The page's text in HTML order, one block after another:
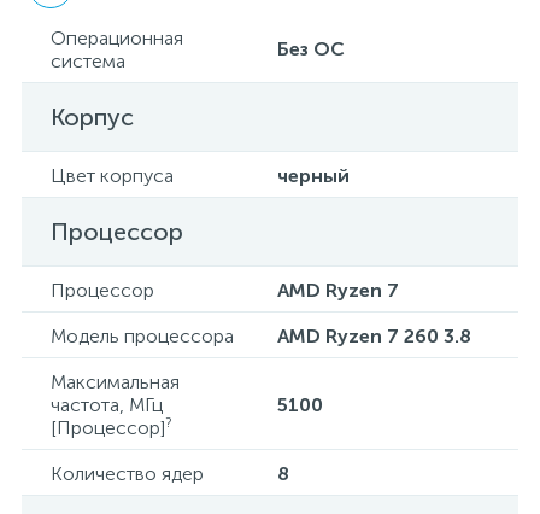
Операционная
система
Без ОС
Корпус
Цвет корпуса черный
Процессор
Процессор
AMD Ryzen 7
Модель процессора
AMD Ryzen 7 260 3.8
Максимальная
частота, МГц
[Процессор]?
5100
Количество ядер 8